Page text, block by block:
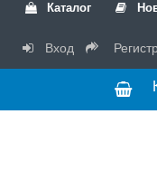
Каталог
Вход